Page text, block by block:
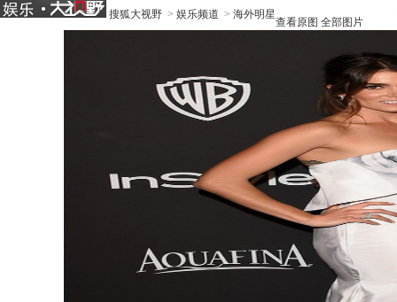
搜狐大视野 > 娱乐频道 > 海外明星
查看原图 全部图片